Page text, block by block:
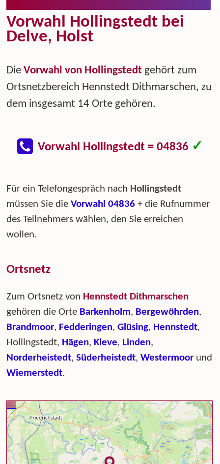
Vorwahl Hollingstedt bei
Delve, Holst
DieVorwahl von Hollingstedt gehört zum
Ortsnetzbereich Hennstedt Dithmarschen, zu
dem insgesamt 14 Orte gehören.
Vorwahl Hollingstedt = 04836 ✓
Für ein Telefongespräch nach Hollingstedt
müssen Sie dieVorwahl 04836 + die Rufnummer
des Teilnehmers wählen, den Sie erreichen
wollen.
Ortsnetz
Zum Ortsnetz von Hennstedt Dithmarschen
gehören die Orte Barkenholm, Bergewöhrden,
Brandmoor, Fedderingen,Glüsing, Hennstedt,
Hollingstedt, Hägen, Kleve, Linden,
Norderheistedt,Süderheistedt,Westermoor und
Wiemerstedt.